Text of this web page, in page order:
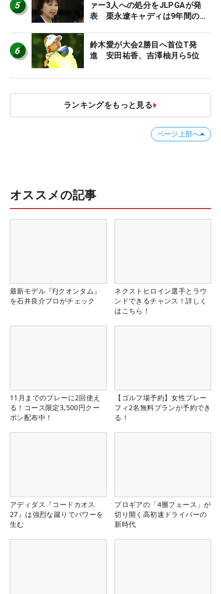
5
ァー3人への処分をJLPGAが発
表 栗永遼キャディは9年間の立
6
鈴木愛が大会2勝目へ首位T発
進 安田祐香、吉澤柚月ら5位
ランキングをもっと見る
ページ上部へ
オススメの記事
最新モデル『FJクオンタム』
を石井良介プロがチェック
ネクストヒロイン選手とラウ
ンドできるチャンス！詳しく
はこちら！
11月までのプレーに2回使え
る！コース限定3,500円クー
ポン配布中！
【ゴルフ場予約】女性プレー
フィ2名無料プランが予約でき
る！
アディダス『コードカオス
27』は強烈な蹴りでパワーを
生む
プロギアの「4層フェース」が
切り開く高初速ドライバーの
新時代